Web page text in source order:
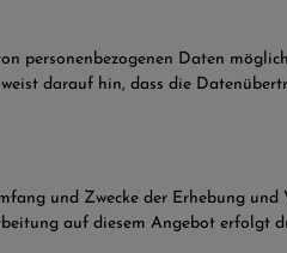
personenbezogenen Daten
darauf hin, dass die
und Zwecke der Erhebung
auf diesem Angebot erfolgt